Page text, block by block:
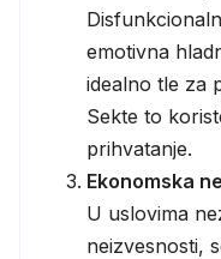
emotivna
idealno tle za
Sekte to
prihvatanje.
Ekonomska
U uslovima
neizvesnosti,